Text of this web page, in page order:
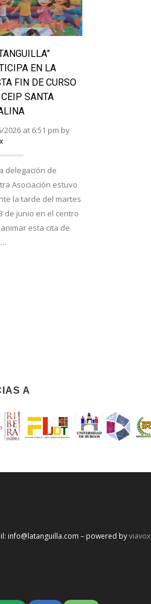
EN LA
FIN DE CURSO
SANTA
2026 at 6:51 pm by
delegación de
Asociación estuvo
la tarde del martes
de junio en el centro
esta cita de
A
info@latanguilla.com – powered byviavox